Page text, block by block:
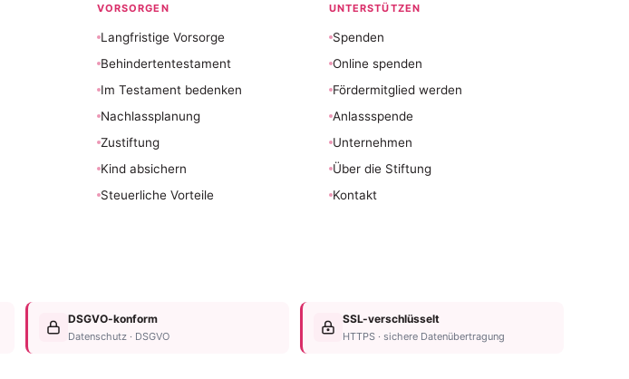
VORSORGEN
Langfristige Vorsorge
Behindertentestament
Im Testament bedenken
Nachlassplanung
Zustiftung
Kind absichern
Steuerliche Vorteile
UNTERSTÜTZEN
Spenden
Online spenden
Fördermitglied werden
Anlassspende
Unternehmen
Über die Stiftung
Kontakt
DSGVO-konform
Datenschutz · DSGVO
SSL-verschlüsselt
HTTPS · sichere Datenübertragung